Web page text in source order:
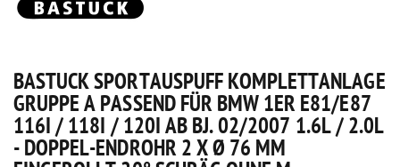
BASTUCK SPORTAUSPUFF KOMPLETTANLAGE
GRUPPE A PASSEND FÜR BMW 1ER E81/E87
116I / 118I / 120I AB BJ. 02/2007 1.6L / 2.0L
- DOPPEL-ENDROHR 2 X Ø 76 MM